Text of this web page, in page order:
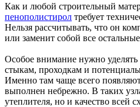
Как и любой строительный
пенополистирол требует
Нельзя рассчитывать, что он
или заменит собой все
Особое внимание нужно
стыкам, проходкам и
Именно там чаще всего
выполнен небрежно. В таких
утеплителя, но и качество всей